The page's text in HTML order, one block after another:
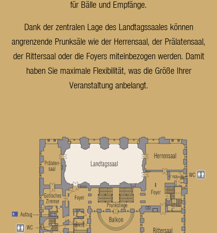
für Bälle und Empfänge.
Dank der zentralen Lage des Landtagssaales können
angrenzende Prunksäle wie der Herrensaal, der Prälatensaal,
der Rittersaal oder die Foyers miteinbezogen werden. Damit
haben Sie maximale Flexibilität, was die Größe Ihrer
Veranstaltung anbelangt.